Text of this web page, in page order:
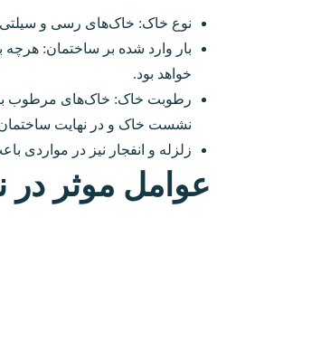
نوع خاک: خاک‌های رسی و
بار وارد شده بر ساختمان:
خواهد بود.
رطوبت خاک: خاک‌های مرطوب
نشست خاک و در نهایت
زلزله و انفجار نیز در
عوامل موثر